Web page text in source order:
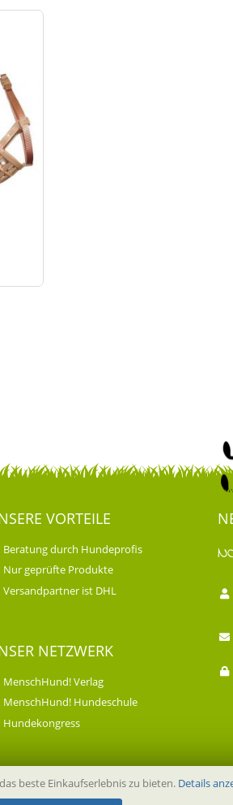
beste Einkaufserlebnis zu bieten. Details
VORTEILE
Beratung durch Hundeprofis
Nur geprüfte Produkte
Versandpartner ist DHL
NETZWERK
MenschHund! Verlag
MenschHund! Hundeschule
Hundekongress